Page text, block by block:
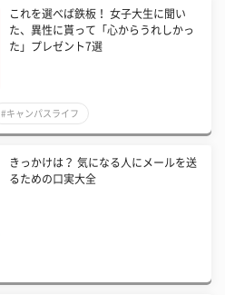
これを選べば鉄板！ 女子大生に聞い
た、異性に貰って「心からうれしかっ
た」プレゼント7選
#キャンパスライフ
きっかけは？ 気になる人にメールを送
るための口実大全